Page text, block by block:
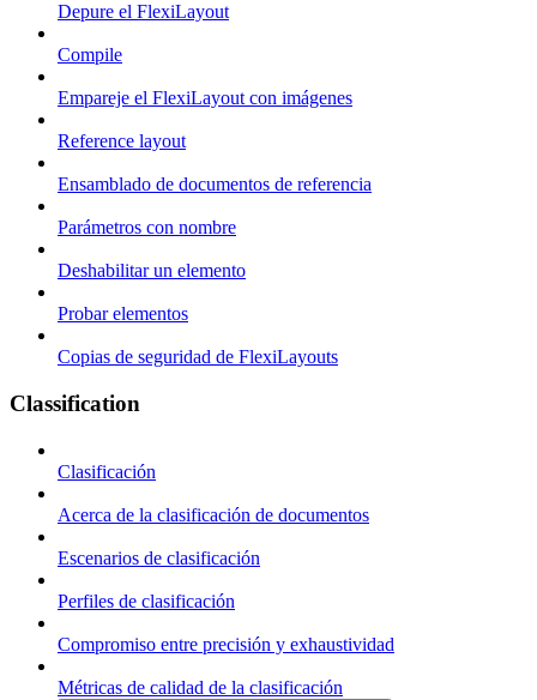
Depure el FlexiLayout
Compile
Empareje el FlexiLayout con imágenes
Reference layout
Ensamblado de documentos de referencia
Parámetros con nombre
Deshabilitar un elemento
Probar elementos
Copias de seguridad de FlexiLayouts
Classification
Clasificación
Acerca de la clasificación de documentos
Escenarios de clasificación
Perfiles de clasificación
Compromiso entre precisión y exhaustividad
Métricas de calidad de la clasificación